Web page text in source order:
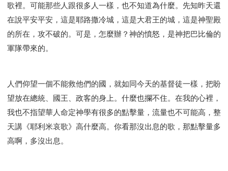
歌裡。可能那些人跟很多人一樣，也不知道為什麼。先知昨天還
在說平安平安，這是耶路撒冷城，這是大君王的城，這是神聖殿
的所在，攻不破的。可是，怎麼辦？神的憤怒，是神把巴比倫的
軍隊帶來的。
人們仰望一個不能救他們的國，就如同今天的基督徒一樣，把盼
望放在總統、國王、政客的身上。什麼也攔不住。在我的心裡，
我也不指望華人命定神學有很多的點擊量，流量也不可能高，整
天講《耶利米哀歌》高什麼高。你看那沒出息的歌，那點擊量多
高啊，多沒出息。